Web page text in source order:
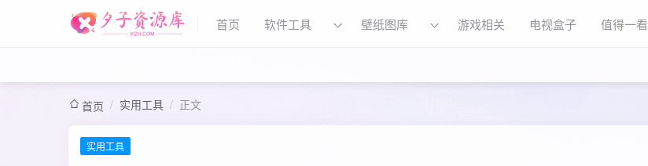
首页 软件工具 壁纸图库 游戏相关 电视盒子 值得一看
首页 / 实用工具 / 正文
实用工具